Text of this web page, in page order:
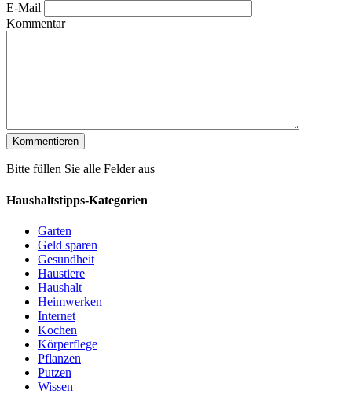
E-Mail
Kommentar
Bitte füllen Sie alle Felder aus
Haushaltstipps-Kategorien
Garten
Geld sparen
Gesundheit
Haustiere
Haushalt
Heimwerken
Internet
Kochen
Körperflege
Pflanzen
Putzen
Wissen